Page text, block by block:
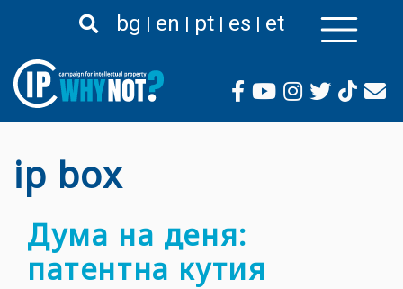
към
съдържание
bg en pt es et
ip box
Дума на деня:
патентна кутия